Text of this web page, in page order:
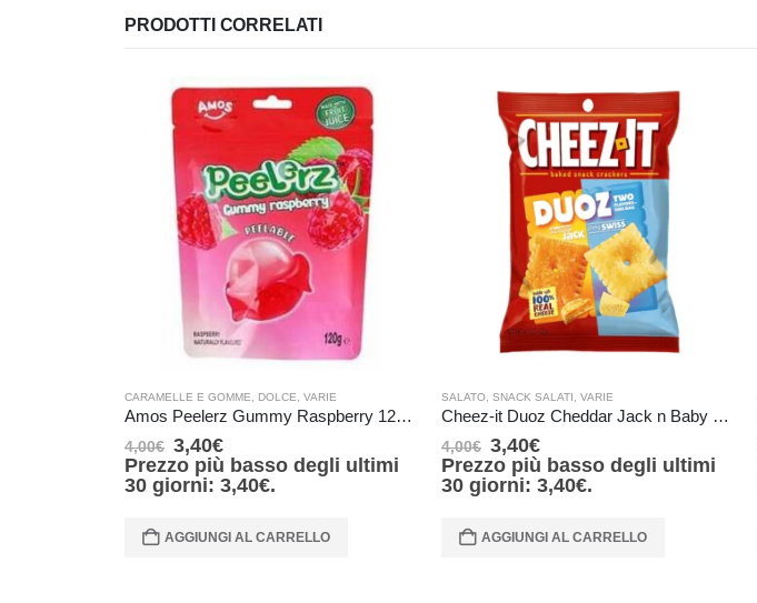
PRODOTTI CORRELATI
CARAMELLE E GOMME, DOLCE, VARIE
Amos Peelerz Gummy Raspberry 120 gr
4,00€ 3,40€
Prezzo più basso degli ultimi
30 giorni: 3,40€.
AGGIUNGI AL CARRELLO
SALATO, SNACK SALATI, VARIE
Cheez-it Duoz Cheddar Jack n Baby Swiss – 122 gr
4,00€ 3,40€
Prezzo più basso degli ultimi
30 giorni: 3,40€.
AGGIUNGI AL CARRELLO